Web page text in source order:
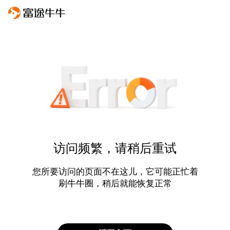
访问频繁，请稍后重试
您所要访问的页面不在这儿，它可能正忙着
刷牛牛圈，稍后就能恢复正常